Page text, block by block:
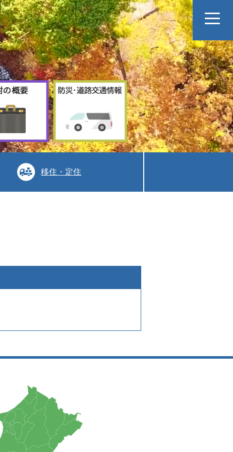
村
の
概
要
防
災
道
路
交
通
情
移住・定住